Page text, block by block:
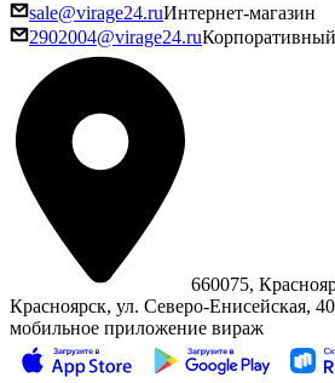
sale@virage24.ruИнтернет-магазин
2902004@virage24.ru
660075,
Красноярск, ул. Северо‑Енисейская, 40
мобильное приложение вираж